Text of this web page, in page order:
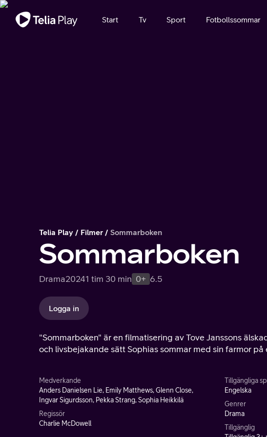
Viktigt meddelande
Start Tv Sport Fotbollssommar
Telia Play Filmer Sommarboken
Sommarboken
Drama20241 tim 30 min 0+ 6.5
Logga in
"Sommarboken" är en filmatisering av Tove Janssons
och livsbejakande sätt Sophias sommar med sin farmor
Medverkande
Anders Danielsen Lie, Emily Matthews, Glenn Close,
Ingvar Sigurdsson, Pekka Strang, Sophia Heikkilä
Regissör
Charlie McDowell
Tillgängliga
Engelska
Genrer
Drama
Tillgänglig